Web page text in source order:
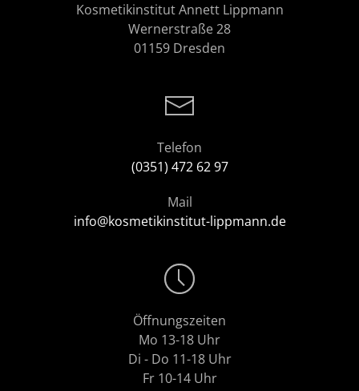
Kosmetikinstitut Annett Lippmann
Wernerstraße 28
01159 Dresden
Telefon
(0351) 472 62 97
Mail
info@kosmetikinstitut-lippmann.de
Öffnungszeiten
Mo 13-18 Uhr
Di - Do 11-18 Uhr
Fr 10-14 Uhr